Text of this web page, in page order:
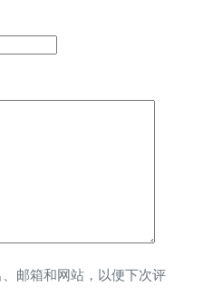
邮箱和网站，以便下次评